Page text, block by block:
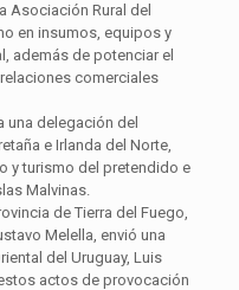
Asociación Rural del
en insumos, equipos y
además de potenciar el
comerciales
una delegación del
e Irlanda del Norte,
y turismo del pretendido e
Malvinas.
de Tierra del Fuego,
Melella, envió una
del Uruguay, Luis
actos de provocación